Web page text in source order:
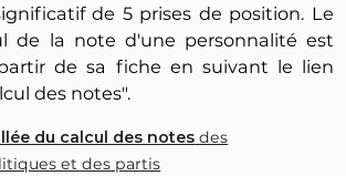
de 5 prises de position. Le
de la note d'une personnalité est
de sa fiche en suivant le lien
des notes".
du calcul des notes des
et des partis